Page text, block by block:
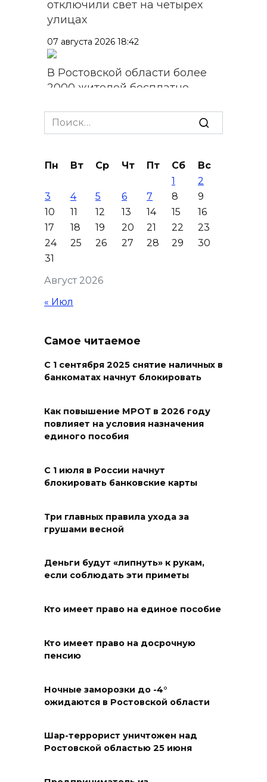
отключили свет на четырех
улицах
07 августа 2026 18:42
В Ростовской области более
2000 жителей бесплатно
07 августа 2026 18:38
тысяч детей: в Ростовской
области продолжается
оздоровительная кампания
07 августа 2026 18:30
Судьба аварийного особняка
07 августа 2026 18:25
Меры поддержки после ЧС
На Дону обсудили
взаимодействие участников
период ЕДГ-2026
В Ростове доходный дом
специалисты
объяснил, почему
ростовчанам тяжело
07 августа 2026 16:30
Украина. Страна вдов и
сирот...
Search
for:
Август 2026
Пн Вт Ср Чт Пт Сб
Вс
1
2
3
4 5 6 7 8
9
10
11 12 13 14 15
16
17
18 19 20 21 22
23
24
25 26 27 28 29
30
31
« Июл
Самое читаемое
С 1 сентября 2025 снятие наличных в
банкоматах начнут блокировать
Как повышение МРОТ в 2026 году
повлияет на условия назначения
единого пособия
С 1 июля в России начнут
блокировать банковские карты
Три главных правила ухода за
грушами весной
Деньги будут «липнуть» к рукам,
если соблюдать эти приметы
Кто имеет право на единое пособие
Кто имеет право на досрочную
пенсию
Ночные заморозки до -4°
ожидаются в Ростовской области
Шар-террорист уничтожен над
Ростовской областью 25 июня